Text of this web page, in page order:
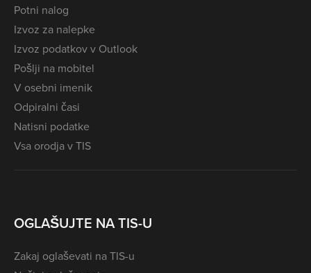
Potni nalog
Izvoz za nalepke
Izvoz podatkov v Outlook
Pošlji na mobitel
V osebni imenik
Odpiralni časi
Natisni podatke
Vsa orodja v TIS
OGLAŠUJTE NA TIS-U
Zakaj oglaševati na TIS-u